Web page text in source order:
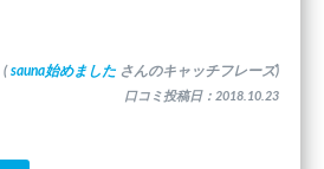
( sauna始めました さんのキャッチフレーズ)
口コミ投稿日：2018.10.23